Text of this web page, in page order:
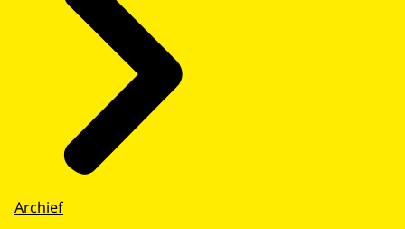
Archief